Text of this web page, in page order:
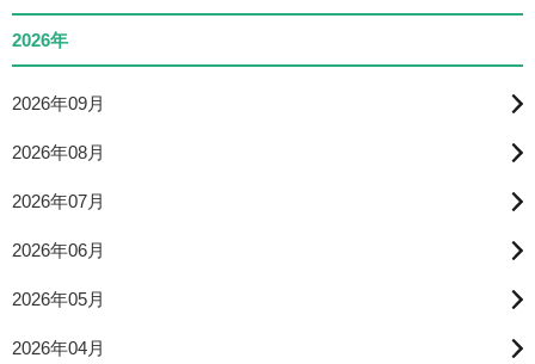
2026年
2026年09月
2026年08月
2026年07月
2026年06月
2026年05月
2026年04月